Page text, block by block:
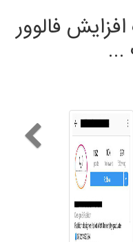
فالوور
...